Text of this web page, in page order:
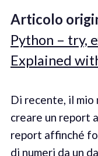
Articolo
Python – try,
Explained
Di recente, il mio
creare un report
report affinché
di numeri da un